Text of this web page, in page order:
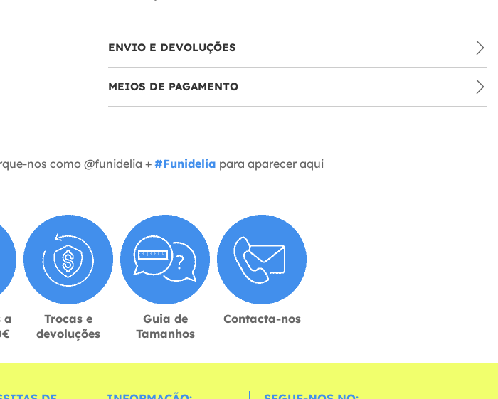
ENVIO E DEVOLUÇÕES
MEIOS DE PAGAMENTO
nos como @funidelia + #Funidelia para aparecer aqui
a
Trocas e
devoluções
Guia de
Tamanhos
Contacta-nos